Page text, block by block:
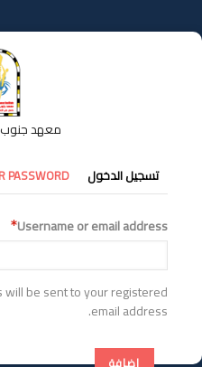
إلى
المحتوى
معهد جنوب
التبويبات
الأساسية
تسجيل الدخول PASSWORD
Username or email address
be sent to your registered
email address.